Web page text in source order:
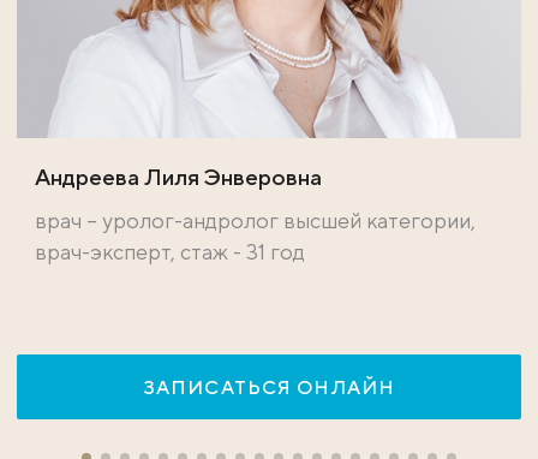
Андреева Лиля Энверовна
врач – уролог-андролог высшей категории,
врач-эксперт, стаж - 31 год
ЗАПИСАТЬСЯ ОНЛАЙН